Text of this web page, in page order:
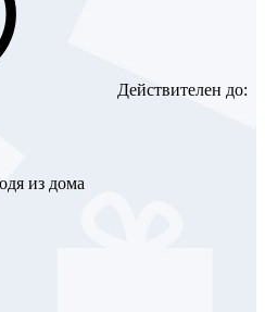
Действителен до:
из дома